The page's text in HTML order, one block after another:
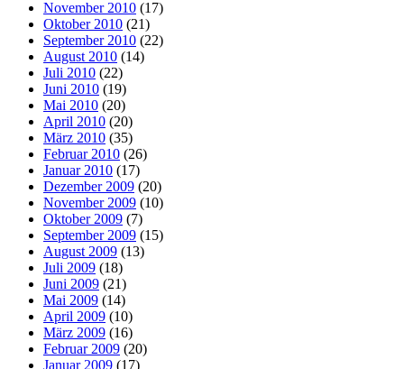
November 2010 (17)
Oktober 2010 (21)
September 2010 (22)
August 2010 (14)
Juli 2010 (22)
Juni 2010 (19)
Mai 2010 (20)
April 2010 (20)
März 2010 (35)
Februar 2010 (26)
Januar 2010 (17)
Dezember 2009 (20)
November 2009 (10)
Oktober 2009 (7)
September 2009 (15)
August 2009 (13)
Juli 2009 (18)
Juni 2009 (21)
Mai 2009 (14)
April 2009 (10)
März 2009 (16)
Februar 2009 (20)
Januar 2009 (17)